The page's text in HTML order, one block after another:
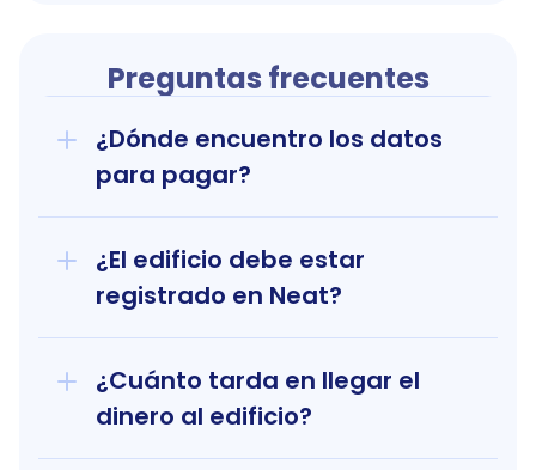
Preguntas frecuentes
¿Dónde encuentro los datos
para pagar?
¿El edificio debe estar
registrado en Neat?
¿Cuánto tarda en llegar el
dinero al edificio?